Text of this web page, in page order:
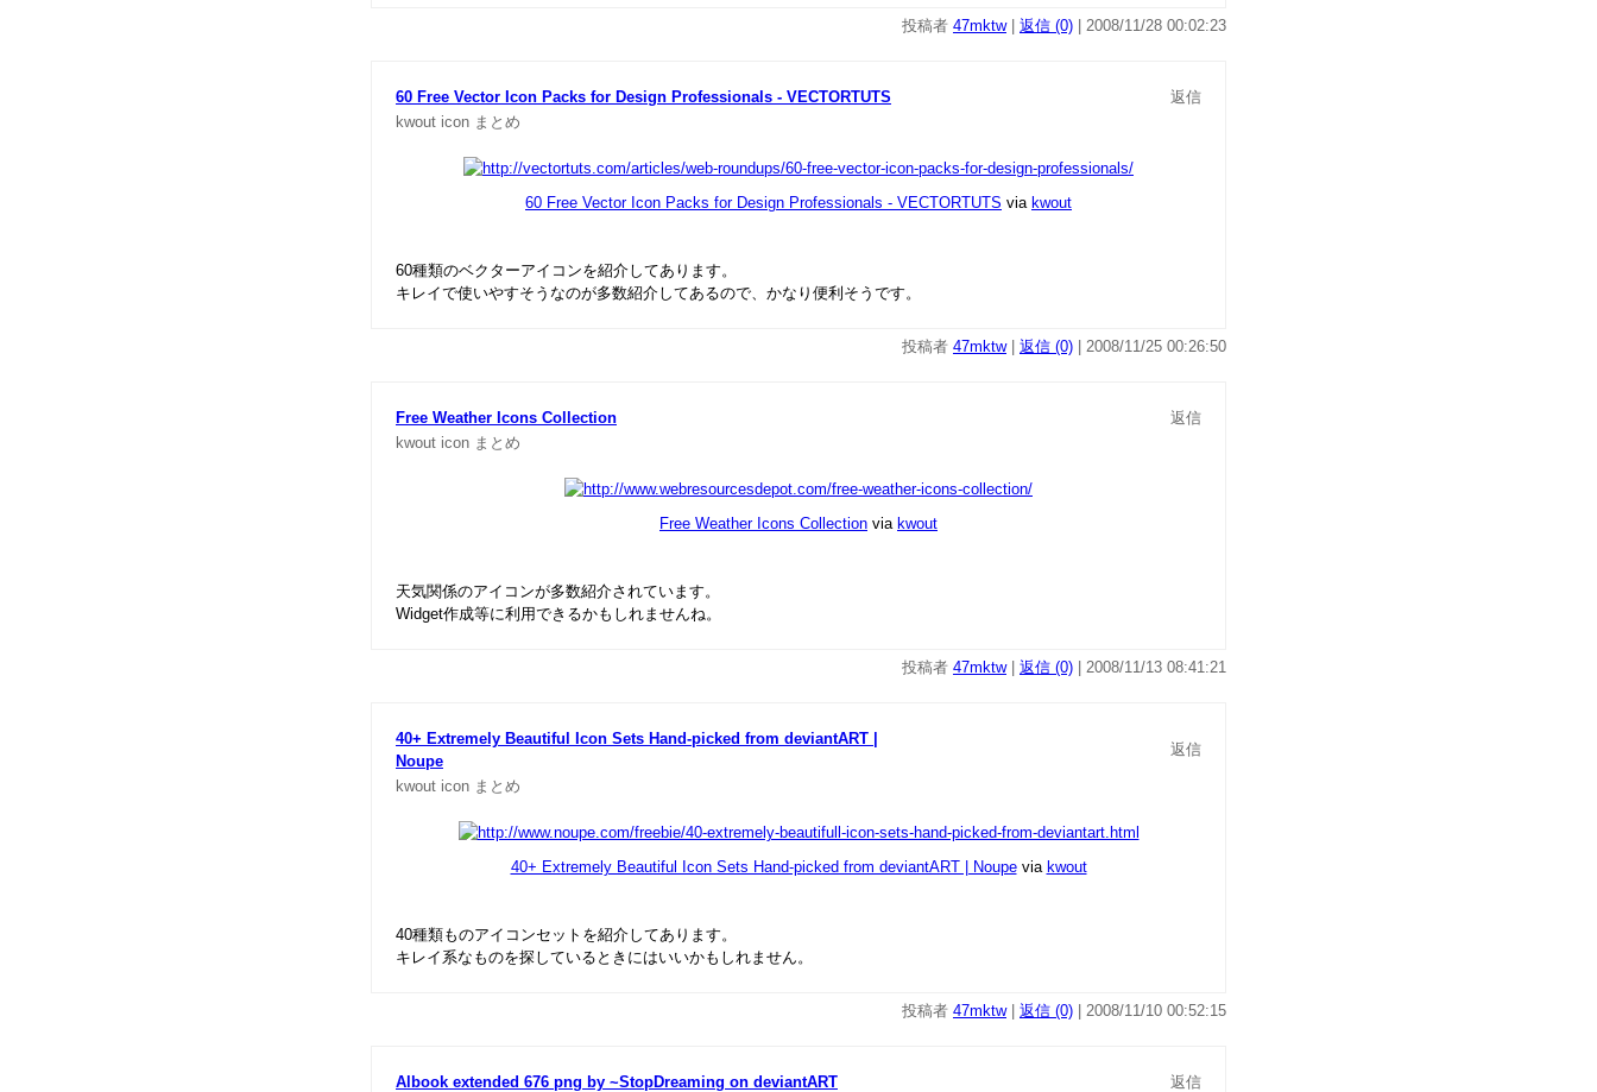
投稿者 47mktw| 返信 (0) | 2008/11/28 00:02:23
60 Free Vector Icon Packs for Design Professionals - VECTORTUTS
返信
kwout icon まとめ
60 Free Vector Icon Packs for Design Professionals - VECTORTUTS via kwout
60種類のベクターアイコンを紹介してあります。
キレイで使いやすそうなのが多数紹介してあるので、かなり便利そうです。
投稿者 47mktw| 返信 (0) | 2008/11/25 00:26:50
Free Weather Icons Collection
返信
kwout icon まとめ
Free Weather Icons Collection via kwout
天気関係のアイコンが多数紹介されています。
Widget作成等に利用できるかもしれませんね。
投稿者 47mktw| 返信 (0) | 2008/11/13 08:41:21
40+ Extremely Beautiful Icon Sets Hand-picked from deviantART |
Noupe
返信
kwout icon まとめ
40+ Extremely Beautiful Icon Sets Hand-picked from deviantART | Noupevia kwout
40種類ものアイコンセットを紹介してあります。
キレイ系なものを探しているときにはいいかもしれません。
投稿者 47mktw| 返信 (0) | 2008/11/10 00:52:15
Albook extended 676 png by ~StopDreaming on deviantART
返信